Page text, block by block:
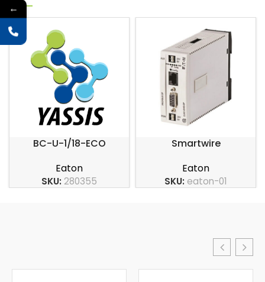
BC-U-1/18-ECO
Eaton
SKU:280355
Smartwire
Eaton
SKU: eaton-01
←